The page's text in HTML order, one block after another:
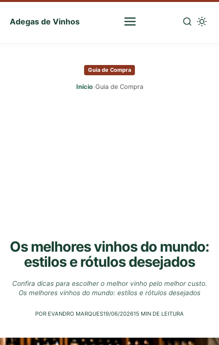
Adegas de Vinhos
Sua
Guia de Compra
Início›Guia de Compra
Os melhores vinhos do mundo:
estilos e rótulos desejados
Confira dicas para escolher o melhor vinho pelo melhor custo.
Os melhores vinhos do mundo: estilos e rótulos desejados
POR EVANDRO MARQUES19/06/202615 MIN DE LEITURA